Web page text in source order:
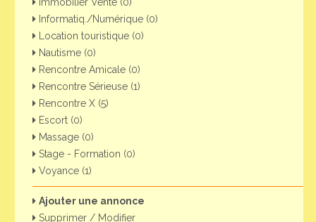
Informatiq./Numérique (0)
Location touristique (0)
Nautisme (0)
Rencontre Amicale (0)
Rencontre Sérieuse (1)
Rencontre X (5)
Escort (0)
Massage (0)
Stage - Formation (0)
Voyance (1)
Ajouter une annonce
Supprimer / Modifier